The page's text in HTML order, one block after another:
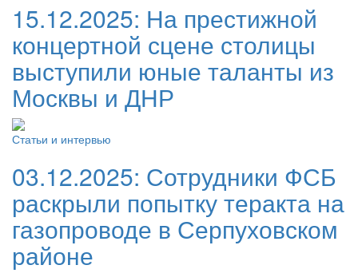
15.12.2025: На престижной
концертной сцене столицы
выступили юные таланты из
Москвы и ДНР
Статьи и интервью
03.12.2025: Сотрудники ФСБ
раскрыли попытку теракта на
газопроводе в Серпуховском
районе